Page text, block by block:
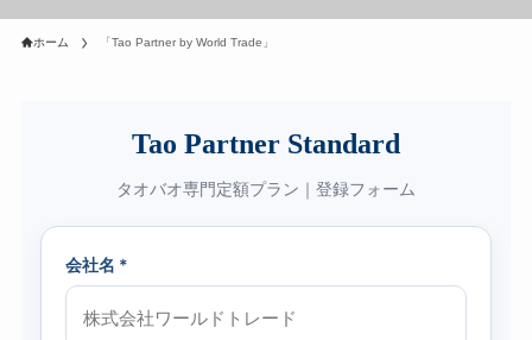
ホーム 「Tao Partner by World Trade」
Tao Partner Standard
タオバオ専門定額プラン｜登録フォーム
会社名 *